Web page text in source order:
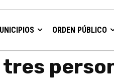
ORDEN PÚBLICO